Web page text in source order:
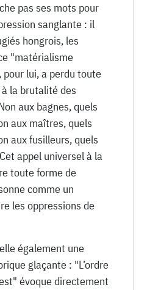
pas ses mots pour
sanglante : il
hongrois, les
"matérialisme
lui, a perdu toute
la brutalité des
aux bagnes, quels
aux maîtres, quels
aux fusilleurs, quels
appel universel à la
toute forme de
comme un
les oppressions de
également une
glaçante : "L’ordre
évoque directement